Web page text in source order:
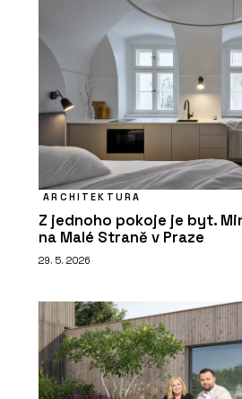
ARCHITEKTURA
Z jednoho pokoje je byt.
na Malé Straně v Praze
29. 5. 2026